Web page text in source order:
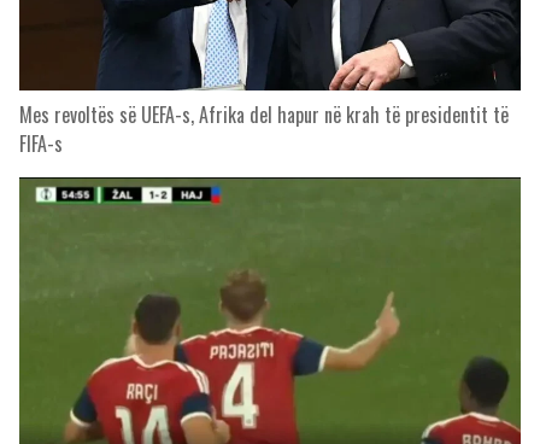
Mes revoltës së UEFA-s, Afrika del hapur në krah të presidentit të
FIFA-s